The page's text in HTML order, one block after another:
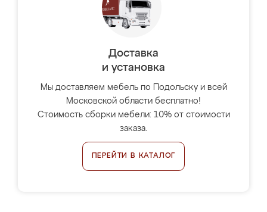
Доставка
и установка
Мы доставляем мебель по Подольску и всей
Московской области бесплатно!
Стоимость сборки мебели: 10% от стоимости
заказа.
ПЕРЕЙТИ В КАТАЛОГ